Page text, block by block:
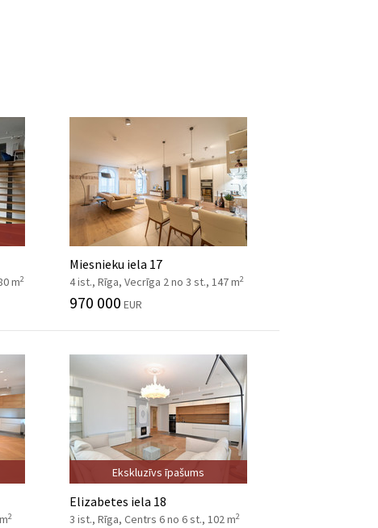
m2
Miesnieku iela 17
4 ist., Rīga, Vecrīga 2 no 3 st., 147 m2
970 000 EUR
2
Ekskluzīvs īpašums
Elizabetes iela 18
3 ist., Rīga, Centrs 6 no 6 st., 102 m2